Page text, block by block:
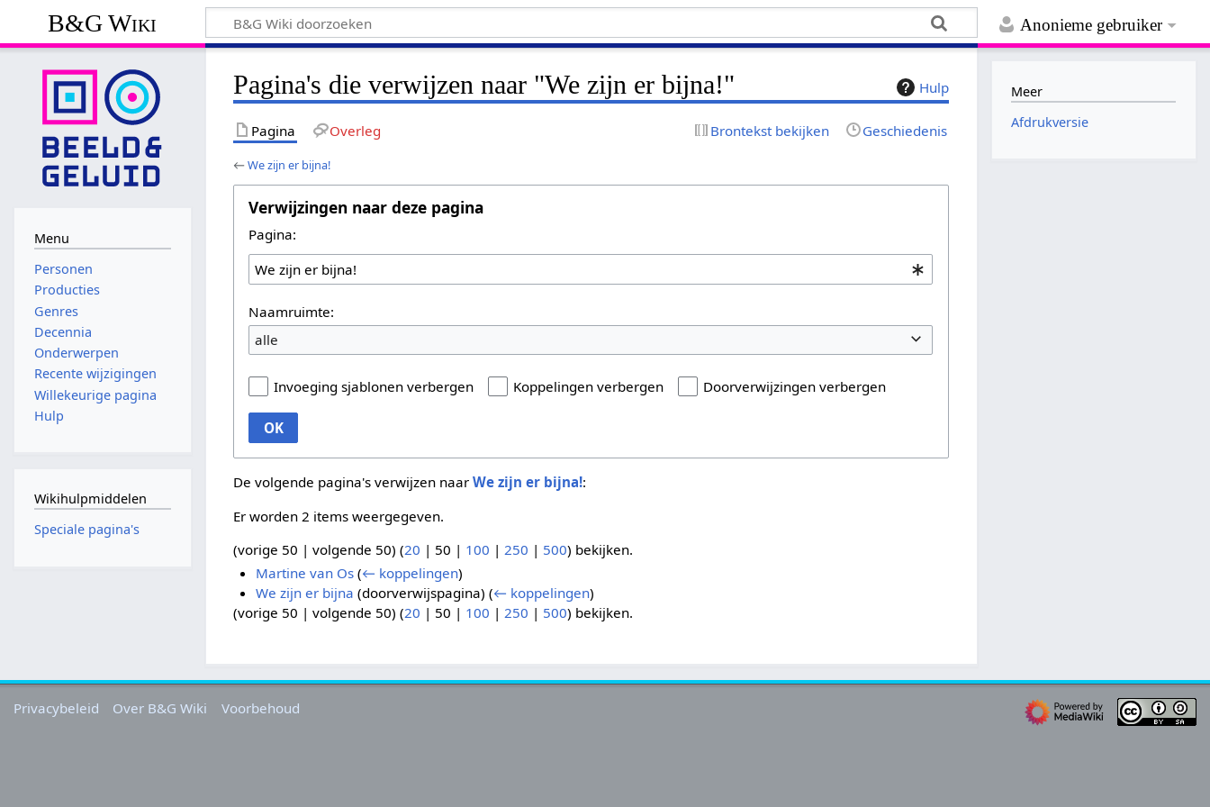
Anonieme gebruiker
B&G Wiki
Hulp
Pagina's die verwijzen naar "We zijn er bijna!"
Pagina Overleg Brontekst bekijken Geschiedenis
←We zijn er bijna!
Verwijzingen naar deze pagina
Pagina:
Naamruimte:
alle
Invoeging sjablonen verbergen Koppelingen verbergen Doorverwijzingen verbergen
OK
De volgende pagina's verwijzen naarWe zijn er bijna!:
Er worden 2 items weergegeven.
(vorige 50 |volgende 50) (20 | 50 | 100 | 250 | 500) bekijken.
Martine van Os (← koppelingen)
We zijn er bijna (doorverwijspagina) (← koppelingen)
(vorige 50 |volgende 50) (20 | 50 | 100 |250 | 500) bekijken.
Menu
Personen
Producties
Genres
Decennia
Onderwerpen
Recente wijzigingen
Willekeurige pagina
Hulp
Wikihulpmiddelen
Speciale pagina's
Meer
Afdrukversie
Privacybeleid Over B&G Wiki Voorbehoud